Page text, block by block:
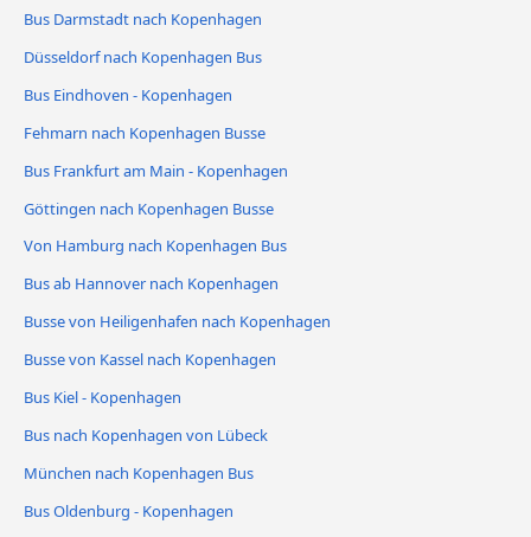
Bus Darmstadt nach Kopenhagen
Düsseldorf nach Kopenhagen Bus
Bus Eindhoven - Kopenhagen
Fehmarn nach Kopenhagen Busse
Bus Frankfurt am Main - Kopenhagen
Göttingen nach Kopenhagen Busse
Von Hamburg nach Kopenhagen Bus
Bus ab Hannover nach Kopenhagen
Busse von Heiligenhafen nach Kopenhagen
Busse von Kassel nach Kopenhagen
Bus Kiel - Kopenhagen
Bus nach Kopenhagen von Lübeck
München nach Kopenhagen Bus
Bus Oldenburg - Kopenhagen